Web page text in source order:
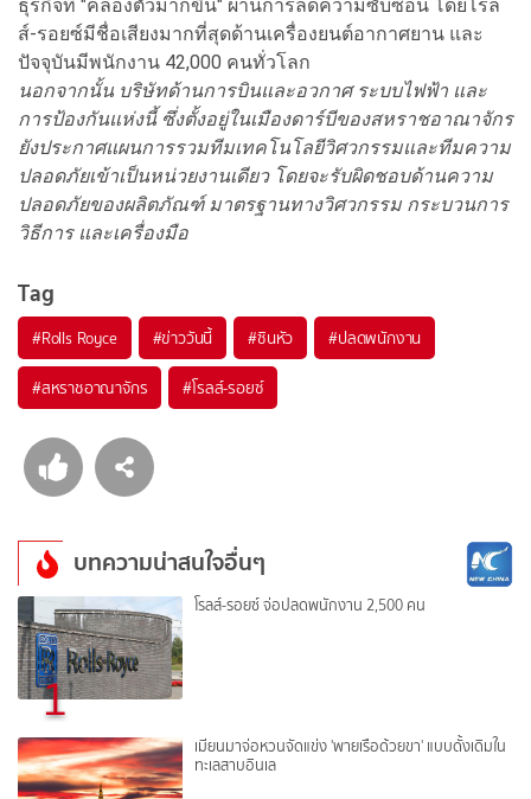
ธุรกิจที่ "คล่องตัวมากขึ้น" ผ่านการลดความซับซ้อน โดยโรล
ส์-รอยซ์มีชื่อเสียงมากที่สุดด้านเครื่องยนต์อากาศยาน และ
ปัจจุบันมีพนักงาน 42,000 คนทั่วโลก
นอกจากนั้น บริษัทด้านการบินและอวกาศ ระบบไฟฟ้า และ
การป้องกันแห่งนี้ ซึ่งตั้งอยู่ในเมืองดาร์บีของสหราชอาณาจักร
ยังประกาศแผนการรวมทีมเทคโนโลยีวิศวกรรมและทีมความ
ปลอดภัยเข้าเป็นหน่วยงานเดียว โดยจะรับผิดชอบด้านความ
ปลอดภัยของผลิตภัณฑ์ มาตรฐานทางวิศวกรรม กระบวนการ
วิธีการ และเครื่องมือ
Tag
#Rolls Royce #ข่าววันนี้ #ซินหัว #ปลดพนักงาน
#สหราชอาณาจักร #โรลส์-รอยซ์
บทความน่าสนใจอื่นๆ
1
โรลส์-รอยซ์ จ่อปลดพนักงาน 2,500 คน
เมียนมาจ่อหวนจัดแข่ง 'พายเรือด้วยขา' แบบดั้งเดิมใน
ทะเลสาบอินเล